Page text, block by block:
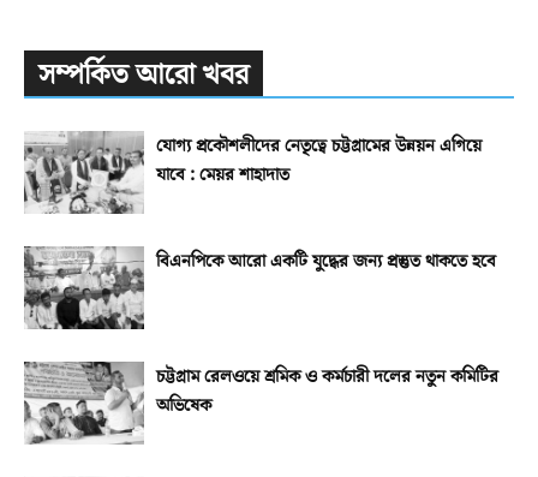
সম্পর্কিত আরো খবর
যোগ্য প্রকৌশলীদের নেতৃত্বে চট্টগ্রামের উন্নয়ন এগিয়ে
যাবে : মেয়র শাহাদাত
বিএনপিকে আরো একটি যুদ্ধের জন্য প্রস্তুত থাকতে হবে
চট্টগ্রাম রেলওয়ে শ্রমিক ও কর্মচারী দলের নতুন কমিটির
অভিষেক